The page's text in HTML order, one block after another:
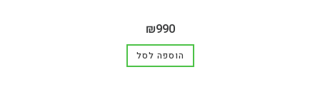
₪990
הוספה לסל